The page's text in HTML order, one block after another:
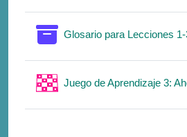
Glosario para Lecciones
Juego de Aprendizaje 3: